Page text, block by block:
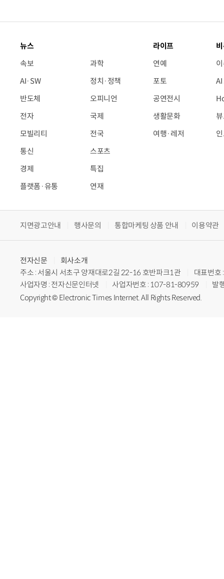
뉴스
속보
AI·SW
반도체
전자
모빌리티
통신
경제
플랫폼·유통
과학
정치·정책
오피니언
국제
전국
스포츠
특집
연재
라이프
연예
포토
공연전시
생활문화
여행·레저
지면광고안내 행사문의 통합마케팅 상품 안내 이용약관
전자신문
회사소개
주소 : 서울시 서초구 양재대로2길 22-16 호반파크1관
대표번
사업자명 : 전자신문인터넷
사업자번호 : 107-81-80959
발
Copyright © Electronic Times Internet. All Rights Reserved.